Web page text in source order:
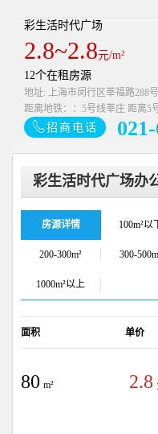
彩生活时代广场
2.8~2.8元/m²
12个在租房源
地址: 上海市闵行区莘福路288号
距离地铁：：5号线莘庄 距离5
招商电话
彩生活时代广场办
房源详情 100m²以
200-300m² 300-
1000m²以上
面积 单价
80 m² 2.8